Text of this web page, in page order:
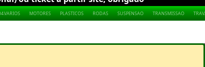
MOTORES PLASTICOS RODAS SUSPENSAO TRANSMISSAO